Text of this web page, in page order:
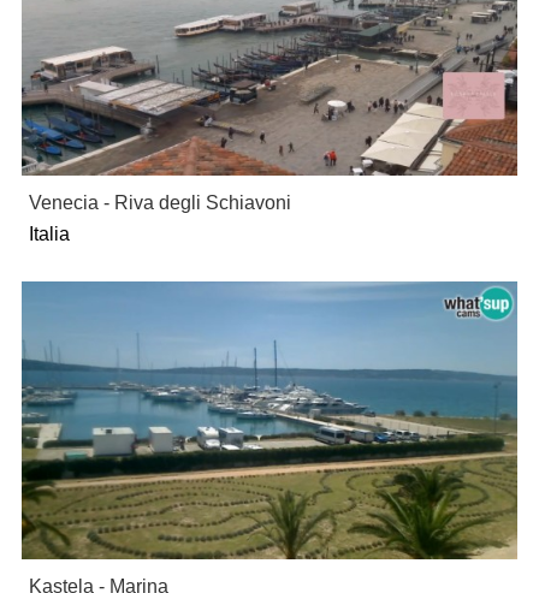
Venecia - Riva degli Schiavoni
Italia
Kastela - Marina